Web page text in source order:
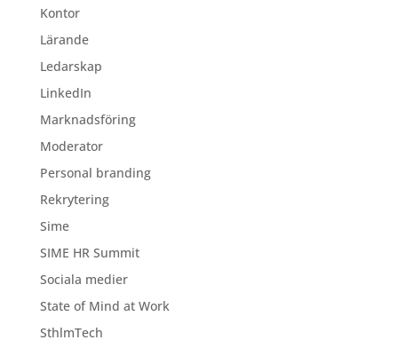
Kontor
Lärande
Ledarskap
LinkedIn
Marknadsföring
Moderator
Personal branding
Rekrytering
Sime
SIME HR Summit
Sociala medier
State of Mind at Work
SthlmTech